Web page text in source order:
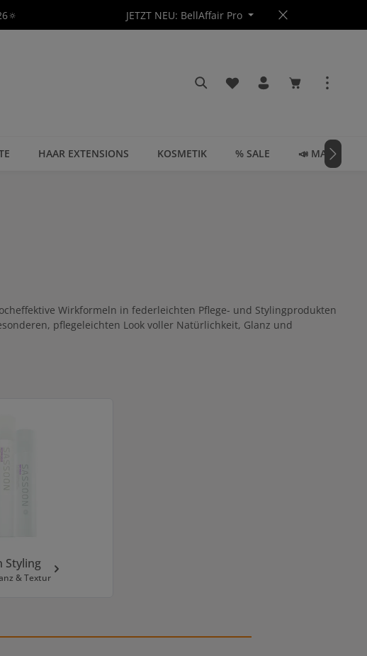
JETZT NEU: BellAffair Pro
Du hast 0 Produkte auf
Warenkorb
HAAR EXTENSIONS KOSMETIK % SALE 📣 MAGAZIN
Wirkformeln in federleichten Pflege- und Stylingprodukten
pflegeleichten Look voller Natürlichkeit, Glanz und
Styling
& Textur